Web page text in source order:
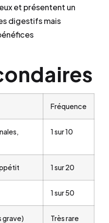
et présentent un
digestifs mais
Fréquence
1 sur 10
1 sur 20
1 sur 50
grave) Très rare